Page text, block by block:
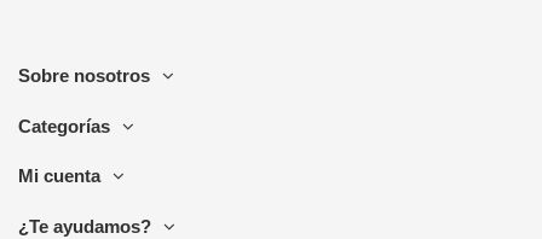
Sobre nosotros
Categorías
Mi cuenta
¿Te ayudamos?